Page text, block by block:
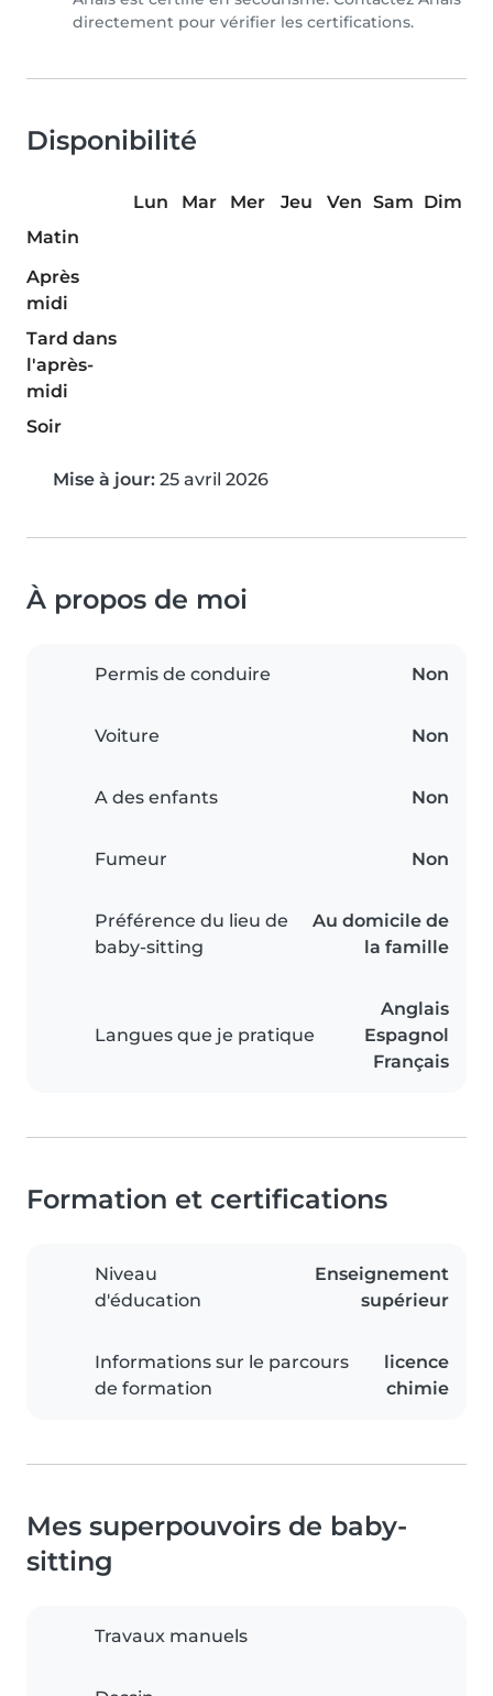
directement pour vérifier les certifications.
Disponibilité
Lun Mar Mer Jeu Ven Sam Dim
Matin
Après
midi
Tard dans
l'après-
midi
Soir
Mise à jour: 25 avril 2026
À propos de moi
Permis de conduire Non
Voiture Non
A des enfants Non
Fumeur Non
Préférence du lieu de
baby-sitting
Au domicile de
la famille
Langues que je pratique
Anglais
Espagnol
Français
Formation et certifications
Niveau
d'éducation
Enseignement
supérieur
Informations sur le parcours
de formation
licence
chimie
Mes superpouvoirs de baby-
sitting
Travaux manuels